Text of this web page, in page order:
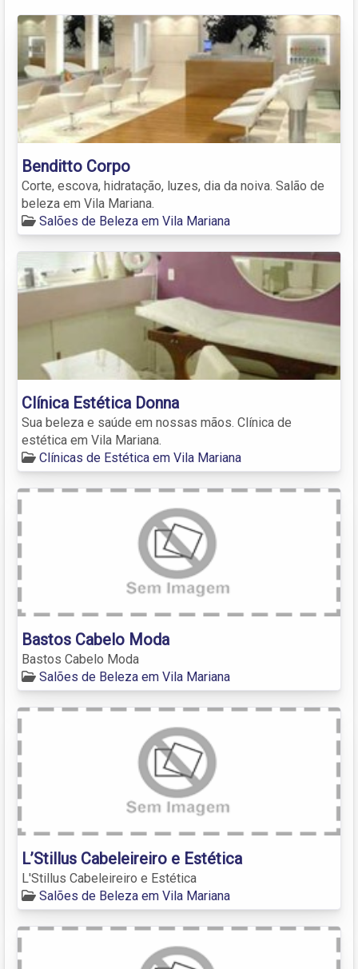
Benditto Corpo
Corte, escova, hidratação, luzes, dia da noiva. Salão de
beleza em Vila Mariana.
Salões de Beleza em Vila Mariana
Clínica Estética Donna
Sua beleza e saúde em nossas mãos. Clínica de
estética em Vila Mariana.
Clínicas de Estética em Vila Mariana
Bastos Cabelo Moda
Bastos Cabelo Moda
Salões de Beleza em Vila Mariana
L’Stillus Cabeleireiro e Estética
L'Stillus Cabeleireiro e Estética
Salões de Beleza em Vila Mariana